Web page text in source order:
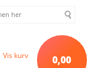
Vis kurv 0,00